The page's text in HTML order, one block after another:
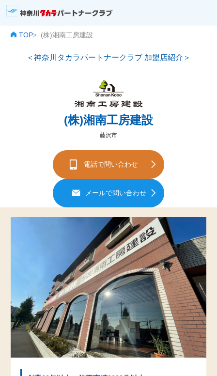
TOP> (株)湘南工房建設
＜神奈川タカラパートナークラブ 加盟店紹介＞
(株)湘南工房建設
藤沢市
電話で問い合わせ
メールで問い合わせ